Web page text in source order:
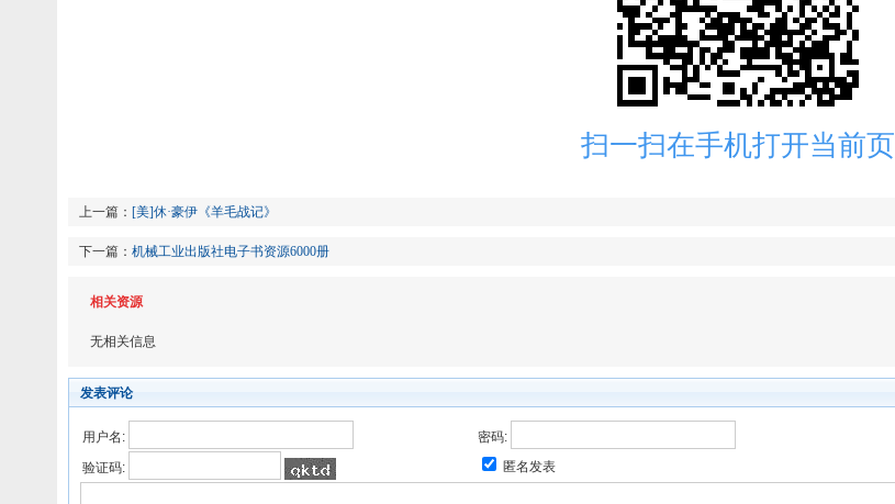
扫一扫在手机打开当前页
上一篇： [美]休·豪伊《羊毛战记》
下一篇： 机械工业出版社电子书资源6000册
相关资源
无相关信息
发表评论
用户名:
密码:
验证码:
匿名发表